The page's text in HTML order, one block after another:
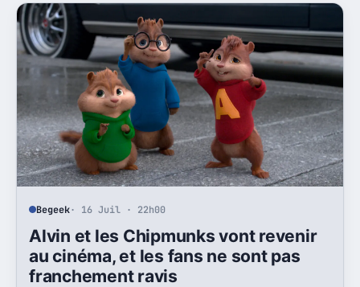
Begeek· 16 Juil · 22h00
Alvin et les Chipmunks vont revenir
au cinéma, et les fans ne sont pas
franchement ravis